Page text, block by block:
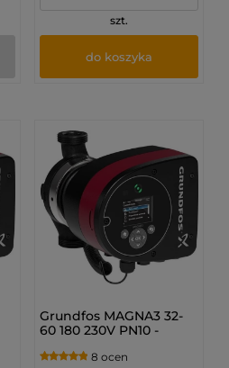
szt.
do koszyka
Grundfos MAGNA3 32-
60 180 230V PN10 -
979242558 ocen